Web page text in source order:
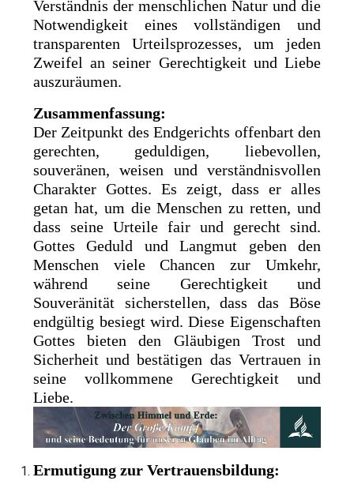
Verständnis der menschlichen Natur und die
Notwendigkeit eines vollständigen und
transparenten Urteilsprozesses, um jeden
Zweifel an seiner Gerechtigkeit und Liebe
auszuräumen.
Zusammenfassung:
Der Zeitpunkt des Endgerichts offenbart den
gerechten, geduldigen, liebevollen,
souveränen, weisen und verständnisvollen
Charakter Gottes. Es zeigt, dass er alles
getan hat, um die Menschen zu retten, und
dass seine Urteile fair und gerecht sind.
Gottes Geduld und Langmut geben den
Menschen viele Chancen zur Umkehr,
während seine Gerechtigkeit und
Souveränität sicherstellen, dass das Böse
endgültig besiegt wird. Diese Eigenschaften
Gottes bieten den Gläubigen Trost und
Sicherheit und bestätigen das Vertrauen in
seine vollkommene Gerechtigkeit und
Liebe.
Ermutigung zur Vertrauensbildung: